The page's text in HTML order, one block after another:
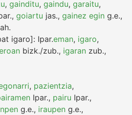
,gainditu,gaindu,garaitu,
,goiartu jas.,gainez egin g.e.,
igaro]: Ipar.eman, igaro,
bizk./zub., igaran zub.,
, pazientzia,
Ipar., pairu Ipar.,
g.e., iraupen g.e.,